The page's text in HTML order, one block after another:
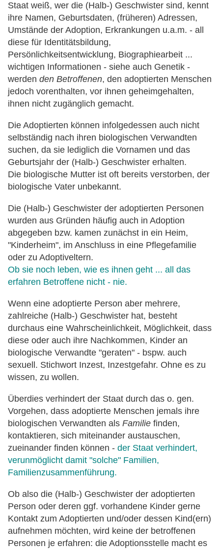
Staat weiß, wer die (Halb-) Geschwister sind, kennt
ihre Namen, Geburtsdaten, (früheren) Adressen,
Umstände der Adoption, Erkrankungen u.a.m. - all
diese für Identitätsbildung,
Persönlichkeitsentwicklung, Biographiearbeit ...
wichtigen Informationen - siehe auch Genetik -
werden den Betroffenen, den adoptierten Menschen
jedoch vorenthalten, vor ihnen geheimgehalten,
ihnen nicht zugänglich gemacht.
Die Adoptierten können infolgedessen auch nicht
selbständig nach ihren biologischen Verwandten
suchen, da sie lediglich die Vornamen und das
Geburtsjahr der (Halb-) Geschwister erhalten.
Die biologische Mutter ist oft bereits verstorben, der
biologische Vater unbekannt.
Die (Halb-) Geschwister der adoptierten Personen
wurden aus Gründen häufig auch in Adoption
abgegeben bzw. kamen zunächst in ein Heim,
"Kinderheim", im Anschluss in eine Pflegefamilie
oder zu Adoptiveltern.
Ob sie noch leben, wie es ihnen geht ... all das
erfahren Betroffene nicht - nie.
Wenn eine adoptierte Person aber mehrere,
zahlreiche (Halb-) Geschwister hat, besteht
durchaus eine Wahrscheinlichkeit, Möglichkeit, dass
diese oder auch ihre Nachkommen, Kinder an
biologische Verwandte "geraten" - bspw. auch
sexuell. Stichwort Inzest, Inzestgefahr. Ohne es zu
wissen, zu wollen.
Überdies verhindert der Staat durch das o. gen.
Vorgehen, dass adoptierte Menschen jemals ihre
biologischen Verwandten als Familie finden,
kontaktieren, sich miteinander austauschen,
zueinander finden können - der Staat verhindert,
verunmöglicht damit "solche" Familien,
Familienzusammenführung.
Ob also die (Halb-) Geschwister der adoptierten
Person oder deren ggf. vorhandene Kinder gerne
Kontakt zum Adoptierten und/oder dessen Kind(ern)
aufnehmen möchten, wird keine der betroffenen
Personen je erfahren: die Adoptionsstelle macht es